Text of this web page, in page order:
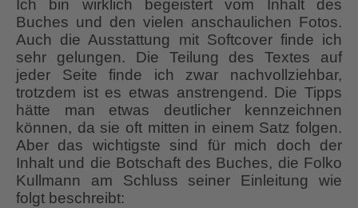
Ich bin wirklich begeistert vom Inhalt des
Buches und den vielen anschaulichen Fotos.
Auch die Ausstattung mit Softcover finde ich
sehr gelungen. Die Teilung des Textes auf
jeder Seite finde ich zwar nachvollziehbar,
trotzdem ist es etwas anstrengend. Die Tipps
hätte man etwas deutlicher kennzeichnen
können, da sie oft mitten in einem Satz folgen.
Aber das wichtigste sind für mich doch der
Inhalt und die Botschaft des Buches, die Folko
Kullmann am Schluss seiner Einleitung wie
folgt beschreibt: